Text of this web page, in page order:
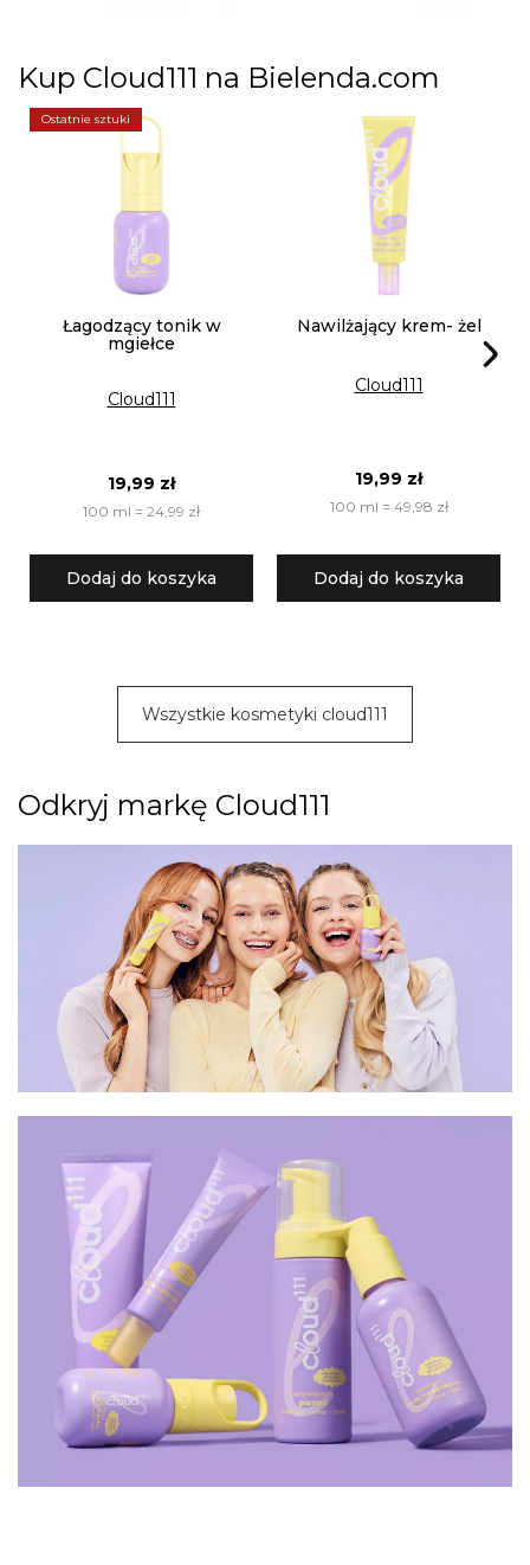
Kup Cloud111 na Bielenda.com
Ostatnie sztuki
Łagodzący tonik w
mgiełce
Cloud111
19,99 zł
100 ml = 24,99 zł
Dodaj do koszyka
Nawilżający krem- żel
Cloud111
19,99 zł
100 ml = 49,98 zł
Dodaj do koszyka
Wszystkie kosmetyki cloud111
Odkryj markę Cloud111